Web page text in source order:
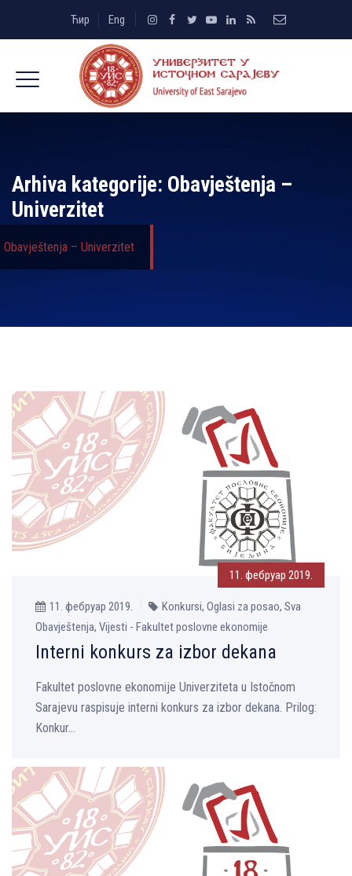
Ћир Eng
Arhiva kategorije: Obavještenja –
Univerzitet
Obavještenja – Univerzitet
11. фебруар 2019.
11. фебруар 2019.
Konkursi, Oglasi za posao, Sva
Obavještenja, Vijesti - Fakultet poslovne ekonomije
Interni konkurs za izbor dekana
Fakultet poslovne ekonomije Univerziteta u Istočnom
Sarajevu raspisuje interni konkurs za izbor dekana. Prilog:
Konkur...